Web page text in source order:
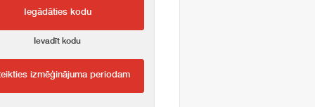
Iegādāties kodu
Ievadīt kodu
izmēģinājuma periodam